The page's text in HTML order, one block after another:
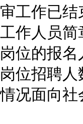
工作已
作人员
位的报
位招聘
况面向社